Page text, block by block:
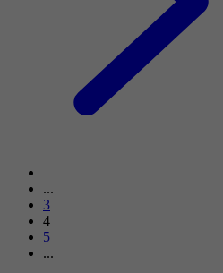
...
3
4
5
...